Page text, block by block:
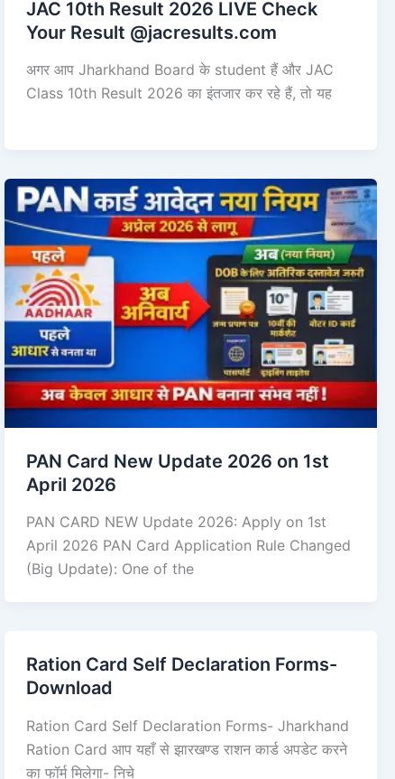
JAC 10th Result 2026 LIVE Check
Your Result @jacresults.com
अगर आप Jharkhand Board के student हैं और JAC
Class 10th Result 2026 का इंतजार कर रहे हैं, तो यह
PAN Card New Update 2026 on 1st
April 2026
PAN CARD NEW Update 2026: Apply on 1st
April 2026 PAN Card Application Rule Changed
(Big Update): One of the
Ration Card Self Declaration Forms-
Download
Ration Card Self Declaration Forms- Jharkhand
Ration Card आप यहाँ से झारखण्ड राशन कार्ड अपडेट करने
का फॉर्म मिलेगा- निचे